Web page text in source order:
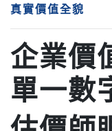
真實價值全貌
企業價
單一數